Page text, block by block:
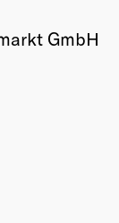
GmbH